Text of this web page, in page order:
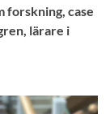
forskning, case
lärare i